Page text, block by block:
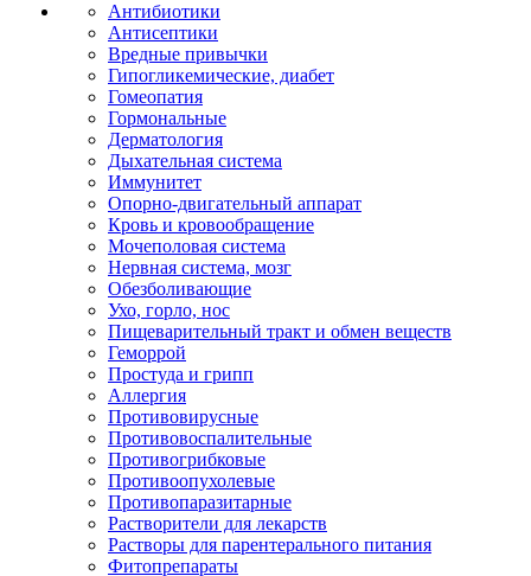
Антибиотики
Антисептики
Вредные привычки
Гипогликемические, диабет
Гомеопатия
Гормональные
Дерматология
Дыхательная система
Иммунитет
Опорно-двигательный аппарат
Кровь и кровообращение
Мочеполовая система
Нервная система, мозг
Обезболивающие
Ухо, горло, нос
Пищеварительный тракт и обмен веществ
Геморрой
Простуда и грипп
Аллергия
Противовирусные
Противовоспалительные
Противогрибковые
Противоопухолевые
Противопаразитарные
Растворители для лекарств
Растворы для парентерального питания
Фитопрепараты